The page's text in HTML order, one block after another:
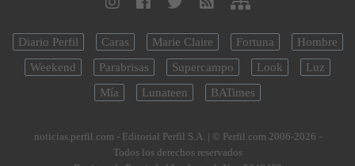
Diario Perfil Caras Marie Claire Fortuna
Hombre
Weekend
Parabrisas Supercampo Look
Luz
Mía
Lunateen BATimes
noticias.perfil.com - Editorial Perfil S.A. | © Perfil.com 2006-2026 -
Todos los derechos reservados